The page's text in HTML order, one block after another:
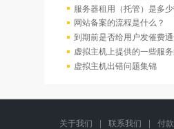
服务器租用（托管）是多
网站备案的流程是什么？
到期前是否给用户发催费
虚拟主机上提供的一些服
虚拟主机出错问题集锦
关于我们 | 联系我们 |
付